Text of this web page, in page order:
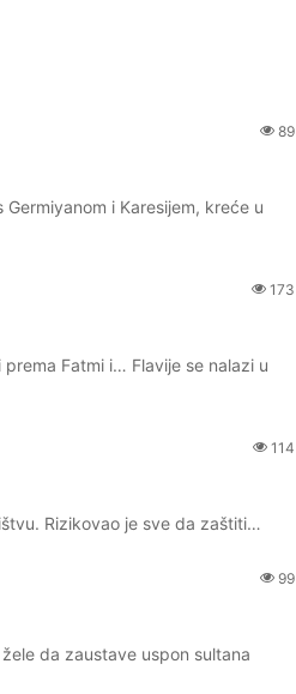
89
i Karesijem, kreće u
173
Fatmi i… Flavije se nalazi u
114
Rizikovao je sve da zaštiti…
99
da zaustave uspon sultana